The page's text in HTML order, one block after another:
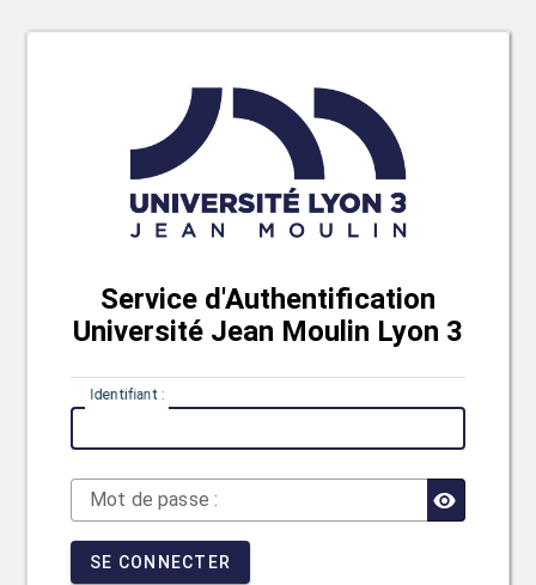
Service d'Authentification
Université Jean Moulin Lyon 3
Identifiant :
Mot de passe :
SE CONNECTER